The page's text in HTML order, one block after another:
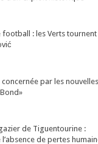
football : les Verts tournent
concernée par les nouvelles
de Tiguentourine :
de pertes